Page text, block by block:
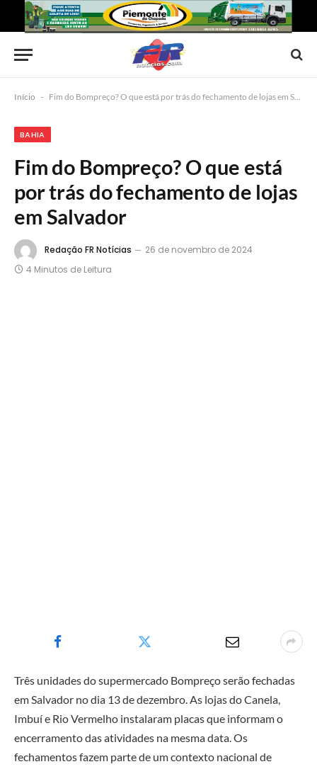
Início - Fim do Bompreço? O que está por trás do fechamento de lojas em Salvador
BAHIA
Fim do Bompreço? O que está
por trás do fechamento de lojas
em Salvador
Redação FR Notícias
26 de novembro de 2024
4 Minutos de Leitura
Três unidades do supermercado Bompreço serão fechadas
em Salvador no dia 13 de dezembro. As lojas do Canela,
Imbuí e Rio Vermelho instalaram placas que informam o
encerramento das atividades na mesma data. Os
fechamentos fazem parte de um contexto nacional de